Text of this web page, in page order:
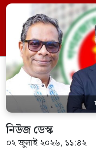
কল্যাণমন্ত্রী এবং
পরিবার কল্যাণ
স্বাস্থ্য প্রতিমন্ত্রী,
কর্তৃপক্ষ (বিডা)-এর
জাতীয় […]
নিউজ ডেস্ক
০২ জুলাই ২০২৬, ১১:৪২